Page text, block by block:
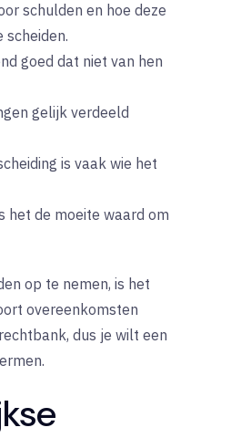
schulden en hoe deze
goed dat niet van hen
gelijk verdeeld
is vaak wie het
het de moeite waard om
op te nemen, is het
overeenkomsten
dus je wilt een